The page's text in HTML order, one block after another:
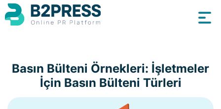
Basın Bülteni Örnekleri: İşletmeler
İçin Basın Bülteni Türleri